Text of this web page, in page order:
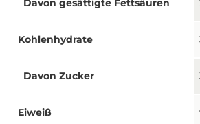
Davon gesättigte Fettsäuren
Kohlenhydrate
Davon Zucker
Eiweiß